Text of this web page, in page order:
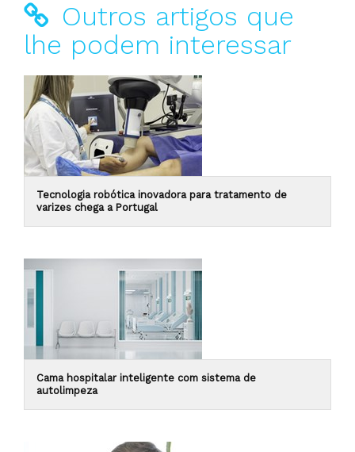
Outros artigos que
lhe podem interessar
Tecnologia robótica inovadora para tratamento de
varizes chega a Portugal
Cama hospitalar inteligente com sistema de
autolimpeza